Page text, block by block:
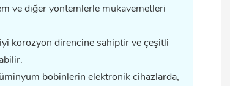
ve diğer yöntemlerle mukavemetleri
korozyon direncine sahiptir ve çeşitli
bobinlerin elektronik cihazlarda,